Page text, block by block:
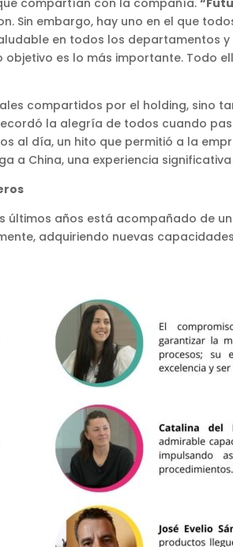
Sin embargo, hay uno en el que
en todos los departamentos
es lo más importante. Todo
compartidos por el holding, sino
la alegría de todos cuando
al día, un hito que permitió a la
a China, una experiencia
últimos años está acompañado de
adquiriendo nuevas